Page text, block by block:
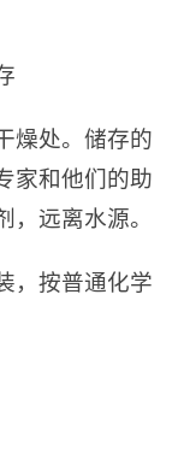
燥处。储存的
家和他们的助
远离水源。
，按普通化学